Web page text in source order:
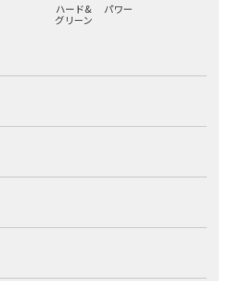
ハード&
グリーン
パワー